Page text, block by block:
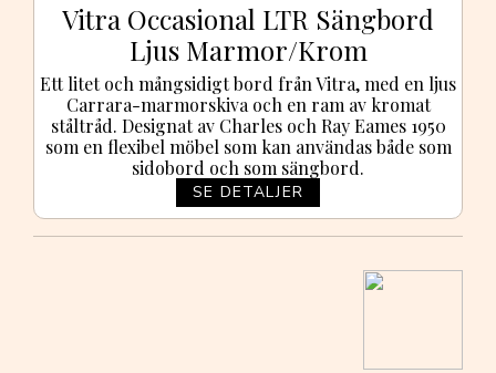
Vitra Occasional LTR Sängbord
Ljus Marmor/Krom
Ett litet och mångsidigt bord från Vitra, med en ljus
Carrara-marmorskiva och en ram av kromat
ståltråd. Designat av Charles och Ray Eames 1950
som en flexibel möbel som kan användas både som
sidobord och som sängbord.
SE DETALJER